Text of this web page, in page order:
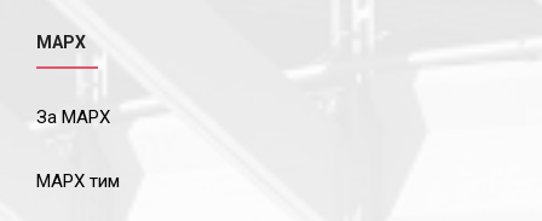
МАРХ
За МАРХ
МАРХ тим